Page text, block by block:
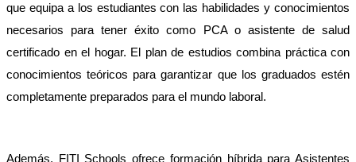
que equipa a los estudiantes con las habilidades y conocimientos
necesarios para tener éxito como PCA o asistente de salud
certificado en el hogar. El plan de estudios combina práctica con
conocimientos teóricos para garantizar que los graduados estén
completamente preparados para el mundo laboral.
Además, FITI Schools ofrece formación híbrida para Asistentes